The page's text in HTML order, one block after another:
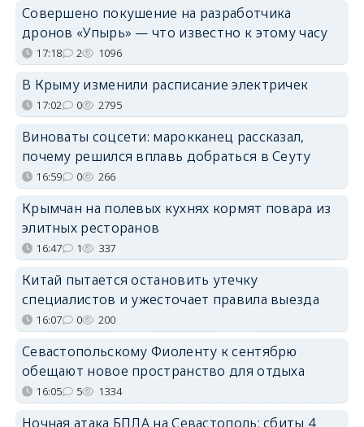
Совершено покушение на разработчика
дронов «Упырь» — что известно к этому часу
17:18 2 1096
В Крыму изменили расписание электричек
17:02 0 2795
Виноваты соцсети: марокканец рассказал,
почему решился вплавь добраться в Сеуту
16:59 0 266
Крымчан на полевых кухнях кормят повара из
элитных ресторанов
16:47 1 337
Китай пытается остановить утечку
специалистов и ужесточает правила выезда
16:07 0 200
Севастопольскому Фиоленту к сентябрю
обещают новое пространство для отдыха
16:05 5 1334
Ночная атака БПЛА на Севастополь: сбиты 4